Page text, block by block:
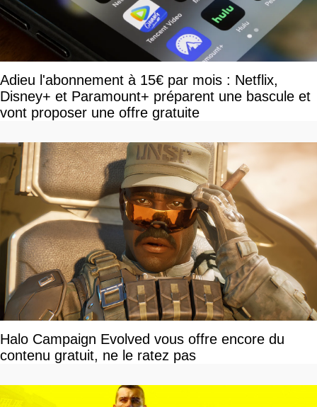
Adieu l'abonnement à 15€ par mois : Netflix,
Disney+ et Paramount+ préparent une bascule et
vont proposer une offre gratuite
Halo Campaign Evolved vous offre encore du
contenu gratuit, ne le ratez pas